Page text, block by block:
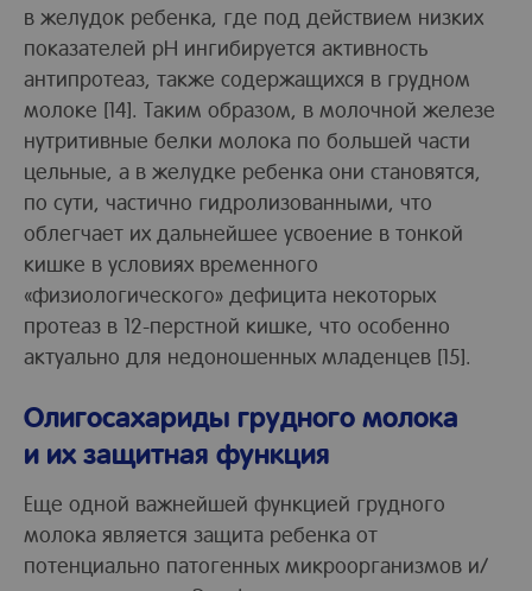
в желудок ребенка, где под действием низких
показателей рН ингибируется активность
антипротеаз, также содержащихся в грудном
молоке [14]. Таким образом, в молочной железе
нутритивные белки молока по большей части
цельные, а в желудке ребенка они становятся,
по сути, частично гидролизованными, что
облегчает их дальнейшее усвоение в тонкой
кишке в условиях временного
«физиологического» дефицита некоторых
протеаз в 12-перстной кишке, что особенно
актуально для недоношенных младенцев [15].
Олигосахариды грудного молока
и их защитная функция
Еще одной важнейшей функцией грудного
молока является защита ребенка от
потенциально патогенных микроорганизмов и/